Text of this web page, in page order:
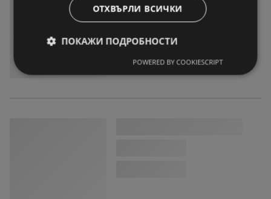
ОТХВЪРЛИ ВСИЧКИ
ПОКАЖИ ПОДРОБНОСТИ
POWERED BY COOKIESCRIPT